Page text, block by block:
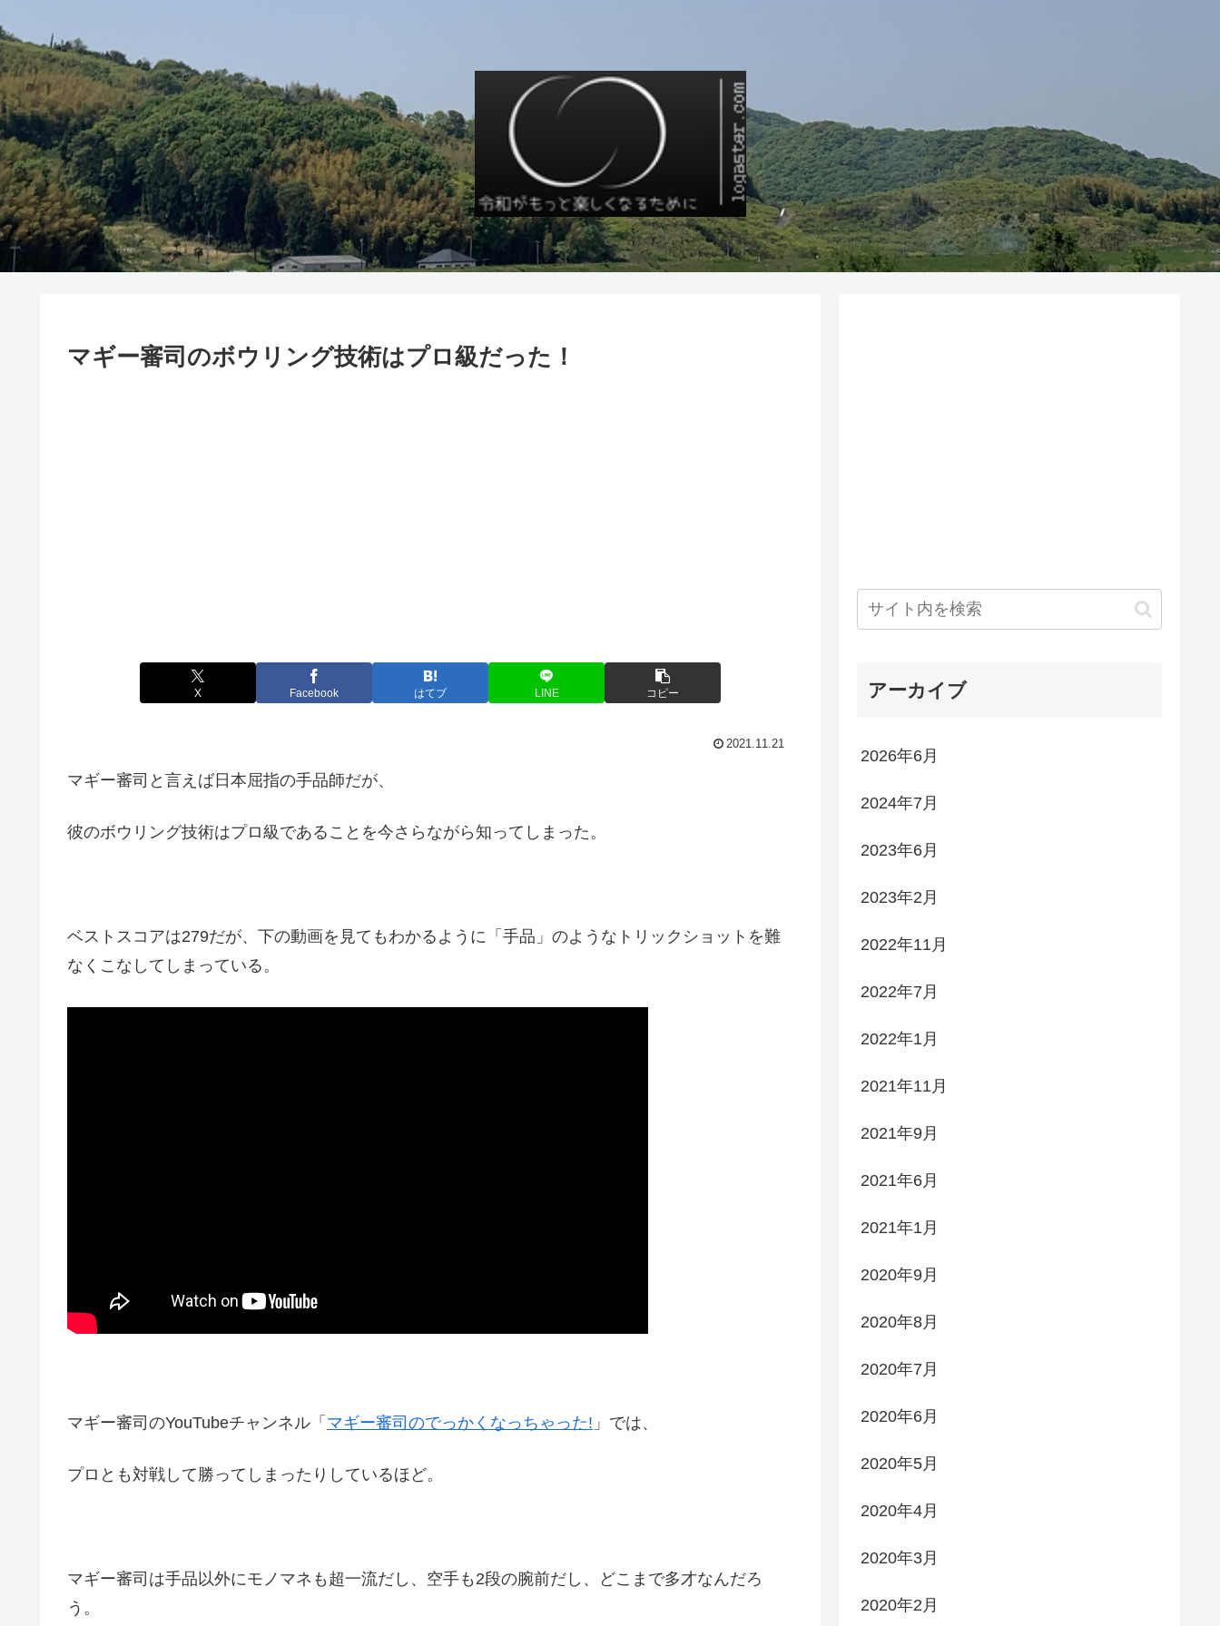
マギー審司のボウリング技術はプロ級だった！
X Facebook はてブ LINE コピー
2021.11.21
マギー審司と言えば日本屈指の手品師だが、
彼のボウリング技術はプロ級であることを今さらながら知ってしまった。
ベストスコアは279だが、下の動画を見てもわかるように「手品」のようなトリックショットを難
なくこなしてしまっている。
マギー審司のYouTubeチャンネル「 マギー審司のでっかくなっちゃった! 」では、
プロとも対戦して勝ってしまったりしているほど。
マギー審司は手品以外にモノマネも超一流だし、空手も2段の腕前だし、どこまで多才なんだろ
う。
アーカイブ
2026年6月
2024年7月
2023年6月
2023年2月
2022年11月
2022年7月
2022年1月
2021年11月
2021年9月
2021年6月
2021年1月
2020年9月
2020年8月
2020年7月
2020年6月
2020年5月
2020年4月
2020年3月
2020年2月